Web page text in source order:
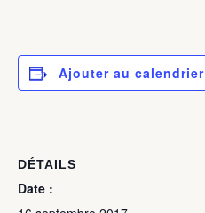
Ajouter au calendrier
DÉTAILS
Date :